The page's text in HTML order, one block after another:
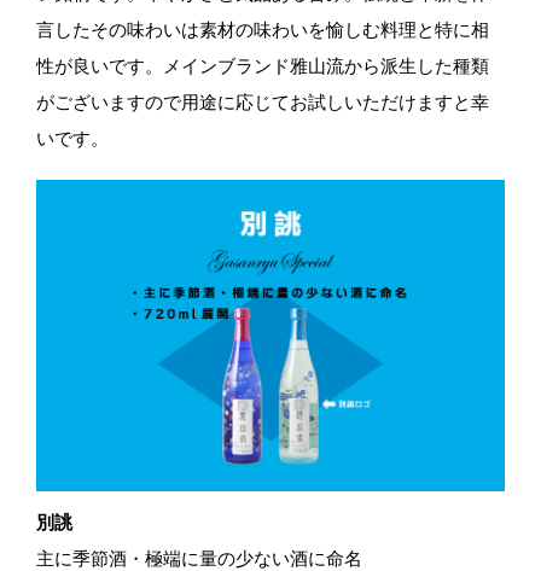
言したその味わいは素材の味わいを愉しむ料理と特に相
性が良いです。メインブランド雅山流から派生した種類
がございますので用途に応じてお試しいただけますと幸
いです。
別誂
主に季節酒・極端に量の少ない酒に命名​